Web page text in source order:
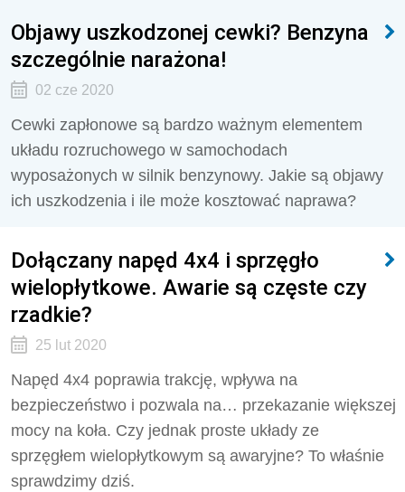
Objawy uszkodzonej cewki? Benzyna
szczególnie narażona!
02 cze 2020
Cewki zapłonowe są bardzo ważnym elementem
układu rozruchowego w samochodach
wyposażonych w silnik benzynowy. Jakie są objawy
ich uszkodzenia i ile może kosztować naprawa?
Dołączany napęd 4x4 i sprzęgło
wielopłytkowe. Awarie są częste czy
rzadkie?
25 lut 2020
Napęd 4x4 poprawia trakcję, wpływa na
bezpieczeństwo i pozwala na… przekazanie większej
mocy na koła. Czy jednak proste układy ze
sprzęgłem wielopłytkowym są awaryjne? To właśnie
sprawdzimy dziś.